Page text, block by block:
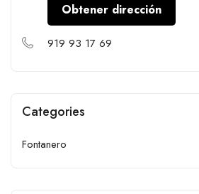
Obtener dirección
919 93 17 69
Categories
Fontanero